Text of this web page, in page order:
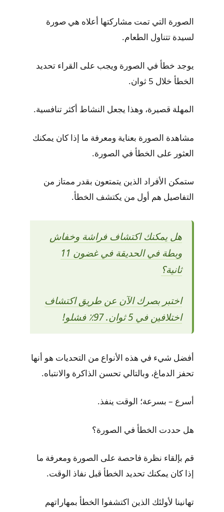
الصورة التي تمت مشاركتها أعلاه هي صورة
لسيدة تتناول الطعام.
يوجد خطأ في الصورة ويجب على القراء تحديد
الخطأ خلال 5 ثوان.
المهلة قصيرة، وهذا يجعل النشاط أكثر تنافسية.
مشاهدة الصورة بعناية ومعرفة ما إذا كان يمكنك
العثور على الخطأ في الصورة.
ستمكن الأفراد الذين يتمتعون بقدر ممتاز من
التفاصيل هم أول من يكتشف الخطأ.
هل يمكنك اكتشاف فراشة وخفاش
وبطة في الحديقة في غضون 11
ثانية؟
اختبر بصرك الآن عن طريق اكتشاف
اختلافين في 5 ثوان. 97٪ فشلو!
أفضل شيء في هذه الأنواع من التحديات هو أنها
تحفز الدماغ، وبالتالي تحسن الذاكرة والانتباه.
أسرع – بسرعة؛ الوقت ينفذ.
هل حددت الخطأ في الصورة؟
قم بإلقاء نظرة فاحصة على الصورة ومعرفة ما
إذا كان يمكنك تحديد الخطأ قبل نفاذ الوقت.
تهانينا لأولئك الذين اكتشفوا الخطأ بمهاراتهم